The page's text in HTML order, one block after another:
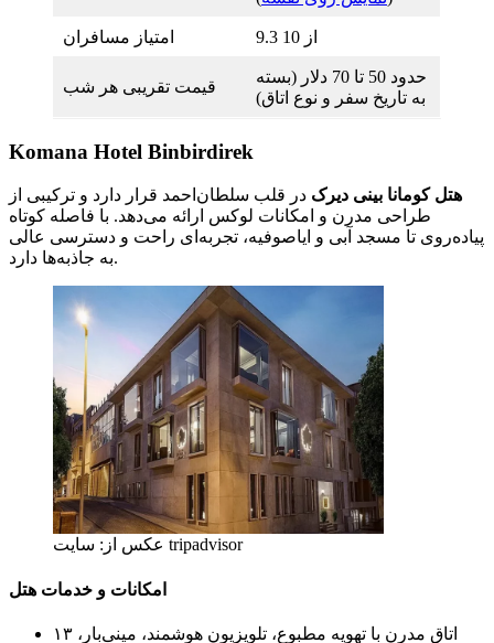
امتیاز مسافران 9.3 از 10
قیمت تقریبی هر شب
حدود 50 تا 70 دلار (بسته
به تاریخ سفر و نوع اتاق)
Komana Hotel Binbirdirek
هتل کومانا بینی دیرک در قلب سلطان‌احمد قرار دارد و ترکیبی از
طراحی مدرن و امکانات لوکس ارائه می‌دهد. با فاصله کوتاه
پیاده‌روی تا مسجد آبی و ایاصوفیه، تجربه‌ای راحت و دسترسی عالی
به جاذبه‌ها دارد.
عکس از: سایت tripadvisor
امکانات و خدمات هتل
۱۳ اتاق مدرن با تهویه مطبوع، تلویزیون هوشمند، مینی‌بار،